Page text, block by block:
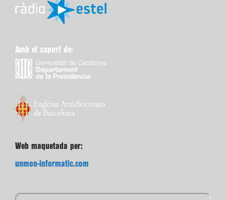
Amb el suport de:
Web maquetada per:
unmon-informatic.com